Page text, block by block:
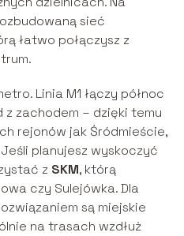
sieć
łatwo połączysz z
Linia M1 łączy północ
z zachodem – dzięki temu
rejonów jak Śródmieście,
planujesz wyskoczyć
z SKM, którą
czy Sulejówka. Dla
są miejskie
na trasach wzdłuż